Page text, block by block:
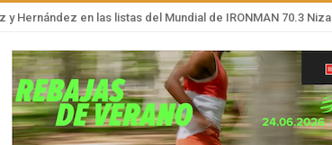
y Hernández en las listas del Mundial de IRONMAN 70.3 Niza